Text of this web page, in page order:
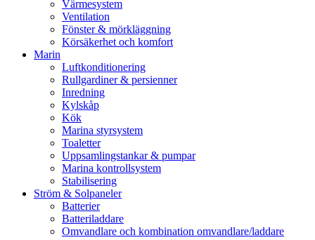
Värmesystem
Ventilation
Fönster & mörkläggning
Körsäkerhet och komfort
Marin
Luftkonditionering
Rullgardiner & persienner
Inredning
Kylskåp
Kök
Marina styrsystem
Toaletter
Uppsamlingstankar & pumpar
Marina kontrollsystem
Stabilisering
Ström & Solpaneler
Batterier
Batteriladdare
Omvandlare och kombination omvandlare/laddare